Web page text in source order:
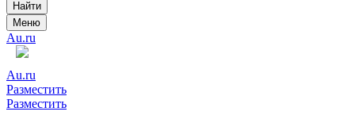
Найти
Меню
Au.ru
Au.ru
Разместить
Разместить